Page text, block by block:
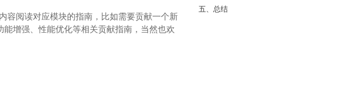
五、总结
容阅读对应模块的指南，比如需要贡献一个新
能增强、性能优化等相关贡献指南，当然也欢